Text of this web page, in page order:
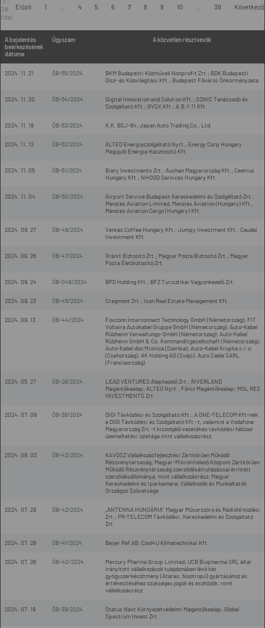
38.
Előző 1 4 5 6 7 8 9 10 38 Következő
A bejelentés
beérkezésének
dátuma
Ügyszám A közvetlen résztvevők
2024. 11. 21 ÖB-55/2024
BKM Budapesti Közművek Nonprofit Zrt.; BDK Budapesti
Dísz- és Közvilágítási Kft.; Budapest Főváros Önkormányzata
2024. 11. 20 ÖB-54/2024
Digital Innovation and Solution Kft.; SONIC Tanácsadó és
Szolgáltató Kft.; GVSX Kft.; A.B.Y.11 Kft.
2024. 11. 18 ÖB-53/2024 K.K. BCJ-84; Japan Auto Trading Co., Ltd.
2024. 11. 12 ÖB-52/2024
ALTEO Energiaszolgáltató Nyrt.; Energy Corp Hungary
Megújuló Energia Hasznosító Kft.
2024. 11. 05 ÖB-51/2024
Biery Investments Zrt.; Auchan Magyarország Kft.; Ceetrus
Hungary Kft.; NHOOD Services Hungary Kft.
2024. 11. 04 ÖB-50/2024
Airport Service Budapest Kereskedelmi és Szolgáltató Zrt.;
Menzies Aviation Limited; Menzies Aviation (Hungary) Kft.,
Menzies Aviation Cargo (Hungary) Kft.
2024. 09. 27 ÖB-48/2024
Ventas Coffee Hungary Kft.; Jumpy Investment Kft.; Caudal
Investment Kft.
2024. 09. 26 ÖB-47/2024
Gránit Biztosító Zrt.; Magyar Posta Biztosító Zrt.; Magyar
Posta Életbiztosító Zrt.
2024. 09. 24 ÖB-046/2024 BPD Holding Kft.; BFZ Turisztikai Vagyonkezelő Zrt.
2024. 09. 23 ÖB-45/2024 Cragmont Zrt.; Icon Real Estate Management Kft.
2024. 09. 13 ÖB-44/2024
Foxconn Interconnect Technology GmbH (Németország); FIT
Voltaira Autokabel Gruppe GmbH (Németország); Auto-Kabel
Rülzheim Verwaltungs-GmbH (Németország); Auto-Kabel
Rülzheim GmbH & Co. Kommanditgesellschaft (Németország);
Auto-Kabel doo Mionica (Szerbia); Auto-Kabel Krupka s.r.o.
(Csehország); AK Holding AG (Svájc); Auto Cable SARL
(Franciaország)
2024. 05. 27 ÖB-28/2024
LEAD VENTURES Alapkezelő Zrt.; RIVERLAND
Magántőkealap; ALTEO Nyrt.; Főnix Magántőkealap; MOL RES
INVESTMENTS Zrt.
2024. 07. 09 ÖB-38/2024
DIGI Távközlési és Szolgáltató Kft.; A ONE-TELECOM Kft-nek
a DIGI Távközlési és Szolgáltató Kft.-t, valamint a Vodafone
Magyarország Zrt.-t kiszolgáló vezetékes távközlési hálózat
üzemeltetési üzletága mint vállalkozásrész
2024. 08. 03 ÖB-43/2024
KAVOSZ Vállalkozásfejlesztési Zártkörűen Működő
Részvénytársaság; Magyar-Mikrohitelező Központ Zártkörűen
Működő Részvénytársaság szerződésátruházással érintett
szerződésállománya, mint vállalkozásrész; Magyar
Kereskedelmi és Iparkamara; Vállalkozók és Munkáltatók
Országos Szövetsége
2024. 07. 29 ÖB-42/2024
„ANTENNA HUNGÁRIA” Magyar Műsorszóró és Rádióhírközlési
Zrt.; PR-TELECOM Távközlési, Kereskedelmi és Szolgáltató
Zrt.
2024. 07. 29 ÖB-41/2024 Beijer Ref AB; Cool4U Klímatechnikai Kft.
2024. 07. 26 ÖB-40/2024
Mercury Pharma Group Limited; UCB Biopharma SRL által
irányított vállalkozások tulajdonában lévő két
gyógyszerkészítmény (Atarax, Nootropil) gyártásához és
értékesítéséhez szükséges jogok és eszközök, mint
vállalkozásrész
2024. 07. 19 ÖB-39/2024
Status Next Környezetvédelmi Magántőkealap; Global
Spectrum Invest Zrt.